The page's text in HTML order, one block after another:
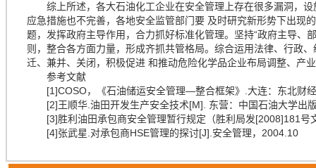
综上所述，各大石油化工企业在安全管理上存在很多漏洞，设
应急措施也不完善，各地安全监管部门要 及时研究新形势下出现
题，发挥政府主导作用，合力抓好标准化管理。坚持“政府主导、
则，整合各方面力量，形成齐抓共管格局。综合运用法律、行政
迁、兼并、关闭，积极促进 和推动危险化学品企业布局调整、产
参考文献
[1]COSO，《石油储运安全管理—整合框架》.大连：东北财
[2]王顺华.油田开发生产安全技术[M]. 东营：中国石油大学出
[3]胜利油田承包商安全管理暂行规定（胜利局发[2008]181号
[4]张武星.对承包商HSE管理的探讨[J].安全管理，2004.10